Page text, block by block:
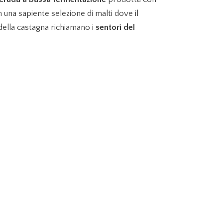
€
€
sapiente selezione di malti dove il
castagna richiamano i sentori del